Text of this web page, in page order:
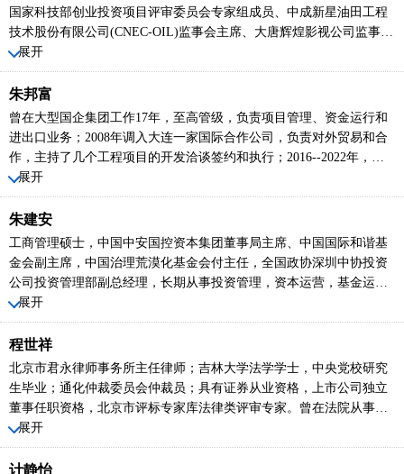
国家科技部创业投资项目评审委员会专家组成员、中成新星油田工程
技术股份有限公司(CNEC-OIL)监事会主席、大唐辉煌影视公司监事、
中国电子部华北器材公司高管。张国林先生具有多年企业经营管理与
项目投资实践经验并参与多家企业的上市工作。擅长企业内部风险控
制，投资并购、战略管理、内部审计、资本运作及财务管理流程，对
投资决策、资本运作等方面有非常丰富的经验擅长掌控全局和资源整
合，在公司经营和公司治理上有丰富的经验并在资本市场有较广的人
脉关系。
展开
朱邦富
曾在大型国企集团工作17年，至高管级，负责项目管理、资金运行和
进出口业务；2008年调入大连一家国际合作公司，负责对外贸易和合
作，主持了几个工程项目的开发洽谈签约和执行；2016--2022年，调
到北京一家中国机电商会副会长单位的国际工程公司/意大利STG公
司，担任市场总监，负责一带一路国家市场开发，产品进出口和项目
运作。由于业务关系，曾去过近100个国家，包括欧洲北美澳洲俄罗斯
日韩伊朗南非巴西，及东盟各国。涉及行业：钢铁、冶金、矿山化
工、能源、环保产业、AI 科技；2019年6月通过国家私募股权基金专
业考试，获得基金从业资格，参与过公司债、专精特新系列企业的上
市孵化项目；2022年，合作成立宁夏愿景之路科技公司，立足中国、
展开
朱建安
工商管理硕士，中国中安国控资本集团董事局主席、中国国际和谐基
金会副主席，中国治理荒漠化基金会付主任，全国政协深圳中协投资
公司投资管理部副总经理，长期从事投资管理，资本运营，基金运
作，项目审核、投资建设、监督控股等工作，具备较强的实操能力和
经验。
展开
程世祥
北京市君永律师事务所主任律师；吉林大学法学学士，中央党校研究
生毕业；通化仲裁委员会仲裁员；具有证券从业资格，上市公司独立
董事任职资格，北京市评标专家库法律类评审专家。曾在法院从事审
判工作15年，历任书记员、助审员、审判员、庭长、审判委员会委
员。2002年8月起于北京从事律师工作至今；专注于机关企事业单位法
律顾问、公司法律事务、民商事诉讼与仲裁等法律业务。
展开
计静怡